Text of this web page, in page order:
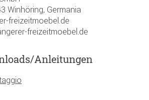
Winhöring, Germania
freizeitmoebel.de
freizeitmoebel.de
Anleitungen